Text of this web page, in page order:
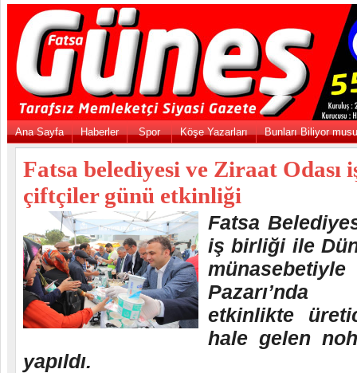
Ana Sayfa Haberler Spor Köşe Yazarları Bunları Biliyor
Fatsa belediyesi ve Ziraat
çiftçiler günü etkinliği
Fatsa
iş birliği ile
etkinlikte
hale gelen
yapıldı.